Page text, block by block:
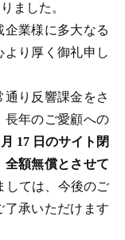
ました。
企業様に多大なる
より厚く御礼申し
り反響課金をさ
長年のご愛顧への
17 日のサイト閉
全額無償とさせて
しては、今後のご
了承いただけます